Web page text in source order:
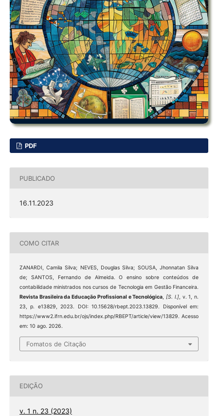
PDF
PUBLICADO
16.11.2023
COMO CITAR
ZANARDI, Camila Silva; NEVES, Douglas Silva; SOUSA, Jhonnatan Silva
de; SANTOS, Fernando de Almeida. O ensino sobre conteúdos de
contabilidade ministrados nos cursos de Tecnologia em Gestão Financeira.
Revista Brasileira da Educação Profissional e Tecnológica,[S. l.], v. 1, n.
23, p. e13829, 2023. DOI: 10.15628/rbept.2023.13829. Disponível em:
https://www2.ifrn.edu.br/ojs/index.php/RBEPT/article/view/13829. Acesso
em: 10 ago. 2026.
Fomatos de Citação
EDIÇÃO
v. 1 n. 23 (2023)